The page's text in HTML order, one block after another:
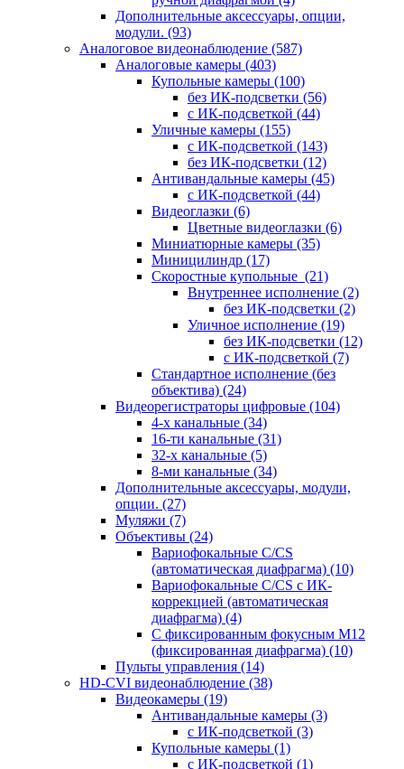
Дополнительные аксессуары, опции,
модули. (93)
Аналоговое видеонаблюдение (587)
Аналоговые камеры (403)
Купольные камеры (100)
без ИК-подсветки (56)
с ИК-подсветкой (44)
Уличные камеры (155)
с ИК-подсветкой (143)
без ИК-подсветки (12)
Антивандальные камеры (45)
с ИК-подсветкой (44)
Видеоглазки (6)
Цветные видеоглазки (6)
Миниатюрные камеры (35)
Миницилиндр (17)
Скоростные купольные (21)
Внутреннее исполнение (2)
без ИК-подсветки (2)
Уличное исполнение (19)
без ИК-подсветки (12)
с ИК-подсветкой (7)
Стандартное исполнение (без
объектива) (24)
Видеорегистраторы цифровые (104)
4-х канальные (34)
16-ти канальные (31)
32-х канальные (5)
8-ми канальные (34)
Дополнительные аксессуары, модули,
опции. (27)
Муляжи (7)
Объективы (24)
Вариофокальные C/CS
(автоматическая диафрагма) (10)
Вариофокальные C/CS с ИК-
коррекцией (автоматическая
диафрагма) (4)
С фиксированным фокусным М12
(фиксированная диафрагма) (10)
Пульты управления (14)
HD-CVI видеонаблюдение (38)
Видеокамеры (19)
Антивандальные камеры (3)
с ИК-подсветкой (3)
Купольные камеры (1)
с ИК-подсветкой (1)